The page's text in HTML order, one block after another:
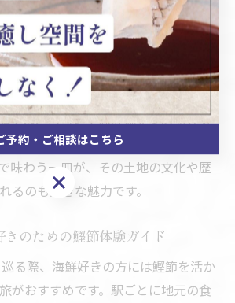
えることで、素材の持ち味をより深
ます。
料理「だご汁」や「天ぷら」など
の決め手となり、海鮮の旨みと調和
では、口コミで高評価を集める人気
客だけでなく地元の方にも長く愛さ
味わう一皿が、その土地の文化や歴
るのも大きな魅力です。
のための鰹節体験ガイド
る際、海鮮好きの方には鰹節を活か
がおすすめです。駅ごとに地元の食
予約・ご相談はこちら
予約・ご相談はこちら